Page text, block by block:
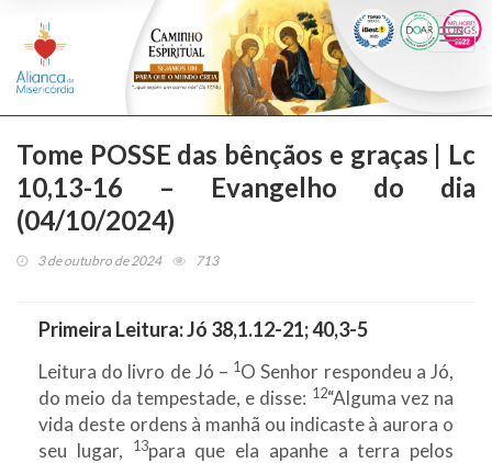
Tome POSSE das bênçãos e graças | Lc
10,13-16 – Evangelho do dia
(04/10/2024)
3 de outubro de 2024 713
Primeira Leitura:Jó 38,1.12-21; 40,3-5
Leitura do livro de Jó – 1O Senhor respondeu a Jó,
do meio da tempestade, e disse: 12“Alguma vez na
vida deste ordens à manhã ou indicaste à aurora o
seu lugar,
13para que ela apanhe a terra pelos